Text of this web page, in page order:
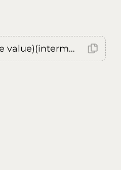
Error: (intermediate value)(intermediate value)(intermediate value).replaceAll is not a function